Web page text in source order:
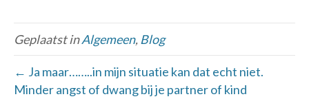
Geplaatst inAlgemeen, Blog
← Ja maar……..in mijn situatie kan dat echt niet.
Minder angst of dwang bij je partner of kind